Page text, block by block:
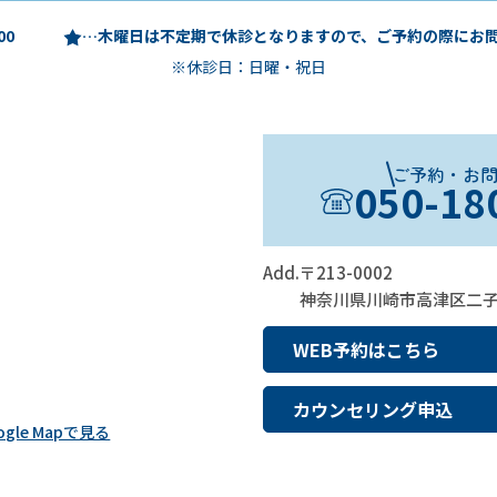
木曜日は不定期で休診となりますので、ご予約の際にお
※休診日：日曜・祝日
ご予約・お
050-
Add.〒213-0002
神奈川県川崎市高津区二
WEB予約はこちら
カウンセリング申込
Mapで見る